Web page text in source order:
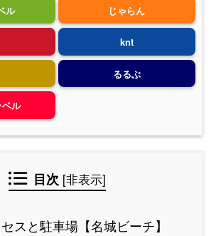
ル じゃらん
knt
るるぶ
ル
目次 [非表示]
スと駐車場【名城ビーチ】